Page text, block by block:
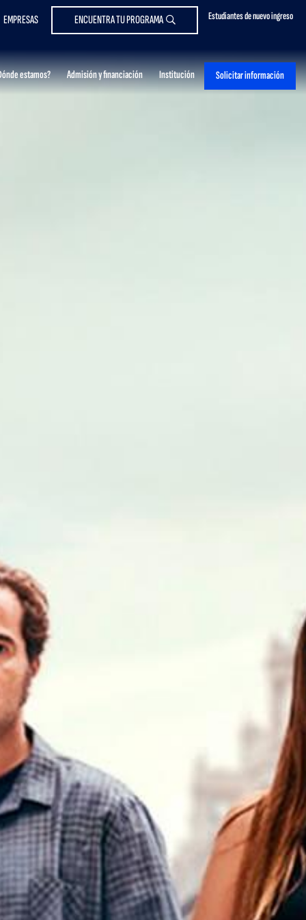
Estudiantes de nuevo ingreso
EMPRESAS ENCUENTRA TU PROGRAMA
estamos? Admisión y financiación Institución Solicitar información